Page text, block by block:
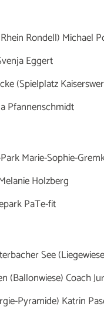
Rondell) Michael
Eggert
(Spielplatz
Pfannenschmidt
Marie-Sophie-
Holzberg
PaTe-fit
See
(Ballonwiese) Coach
Pyramide) Katrin